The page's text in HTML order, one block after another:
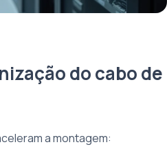
do cabo de
a montagem: